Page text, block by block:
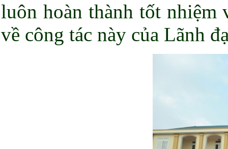
luôn hoàn thành tốt nhiệm
về công tác này của Lãnh